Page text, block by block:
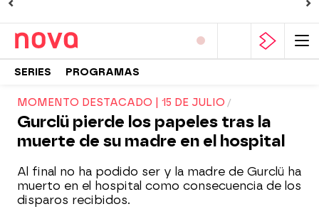
SERIES PROGRAMAS
MOMENTO DESTACADO | 15 DE JULIO
Gurclü pierde los papeles tras la
muerte de su madre en el hospital
Al final no ha podido ser y la madre de Gurclü ha
muerto en el hospital como consecuencia de los
disparos recibidos.